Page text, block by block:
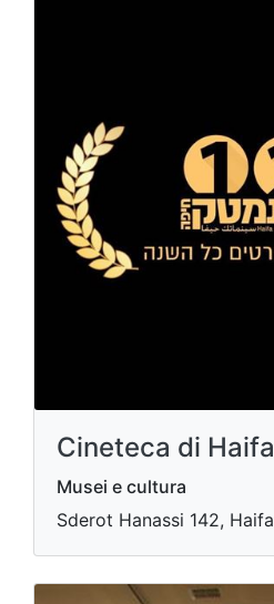
Cineteca di Haifa
Musei e cultura
Sderot Hanassi 142, Haifa